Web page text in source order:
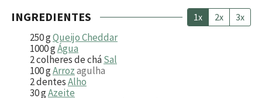
INGREDIENTES 1x 2x 3x
250gQueijo Cheddar
1000gÁgua
2colheres de cháSal
100gArrozagulha
2dentesAlho
30gAzeite